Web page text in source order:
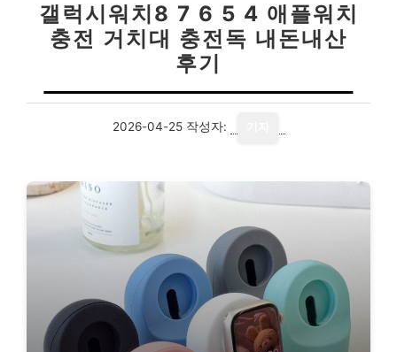
갤럭시워치8 7 6 5 4 애플워치
충전 거치대 충전독 내돈내산
후기
2026-04-25 작성자: